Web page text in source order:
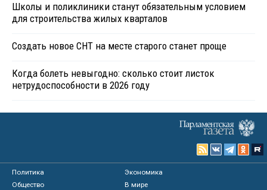
Школы и поликлиники станут обязательным условием
для строительства жилых кварталов
Создать новое СНТ на месте старого станет проще
Когда болеть невыгодно: сколько стоит листок
нетрудоспособности в 2026 году
Политика
Экономика
Общество
В мире